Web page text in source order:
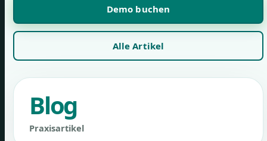
Demo buchen
Alle Artikel
Blog
Praxisartikel